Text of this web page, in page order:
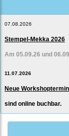
07.08.2026
Stempel-Mekka 2026
Am 05.09.26 und
11.07.2026
Neue
sind online buchbar.